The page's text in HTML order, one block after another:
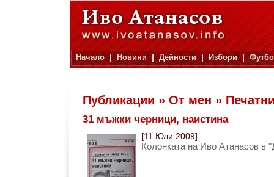
Начало Новини Дейности Избори
Публикации » От мен »
31 мъжки черници, наистина
[11 Юли 2009]
Колонката на Иво Атанасов в